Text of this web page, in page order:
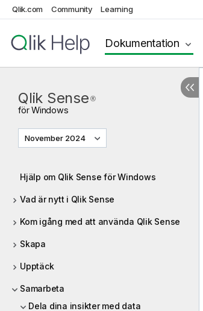
Qlik.com Community Learning
Dokumentation
Qlik Sense ®
förWindows
November 2024
Hjälp om Qlik Sense för Windows
Vad är nytt i Qlik Sense
Kom igång med att använda Qlik Sense
Skapa
Upptäck
Samarbeta
Dela dina insikter med data